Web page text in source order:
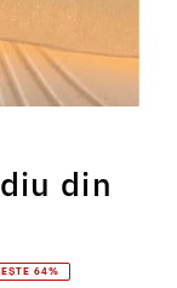
din
64%